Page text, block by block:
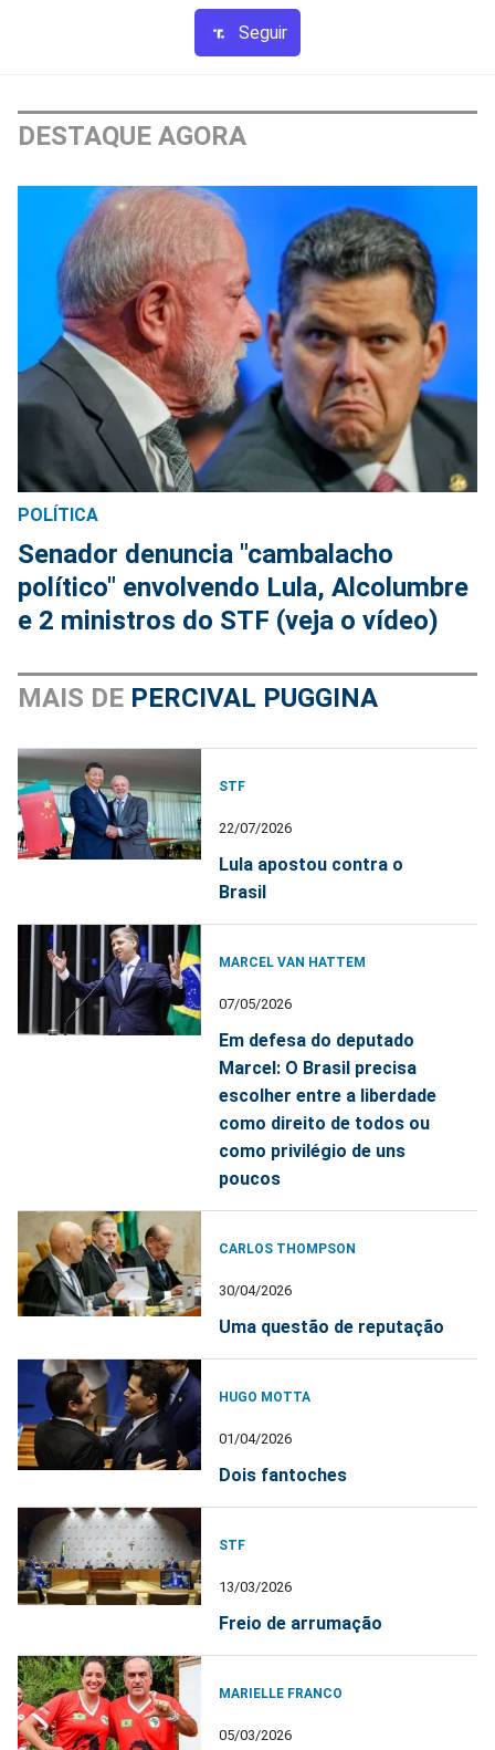
Seguir
DESTAQUE AGORA
POLÍTICA
Senador denuncia "cambalacho
político" envolvendo Lula, Alcolumbre
e 2 ministros do STF (veja o vídeo)
MAIS DE PERCIVAL PUGGINA
STF
22/07/2026
Lula apostou contra o
Brasil
MARCEL VAN HATTEM
07/05/2026
Em defesa do deputado
Marcel: O Brasil precisa
escolher entre a liberdade
como direito de todos ou
como privilégio de uns
poucos
CARLOS THOMPSON
30/04/2026
Uma questão de reputação
HUGO MOTTA
01/04/2026
Dois fantoches
STF
13/03/2026
Freio de arrumação
MARIELLE FRANCO
05/03/2026